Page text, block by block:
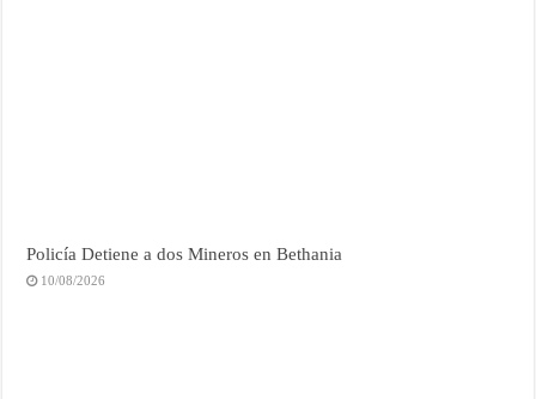
Policía Detiene a dos Mineros en Bethania
10/08/2026